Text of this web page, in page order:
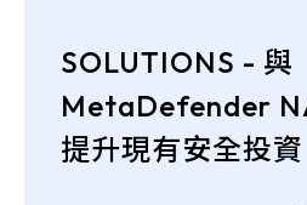
SOLUTIONS - 與
MetaDefender
提升現有安全投資